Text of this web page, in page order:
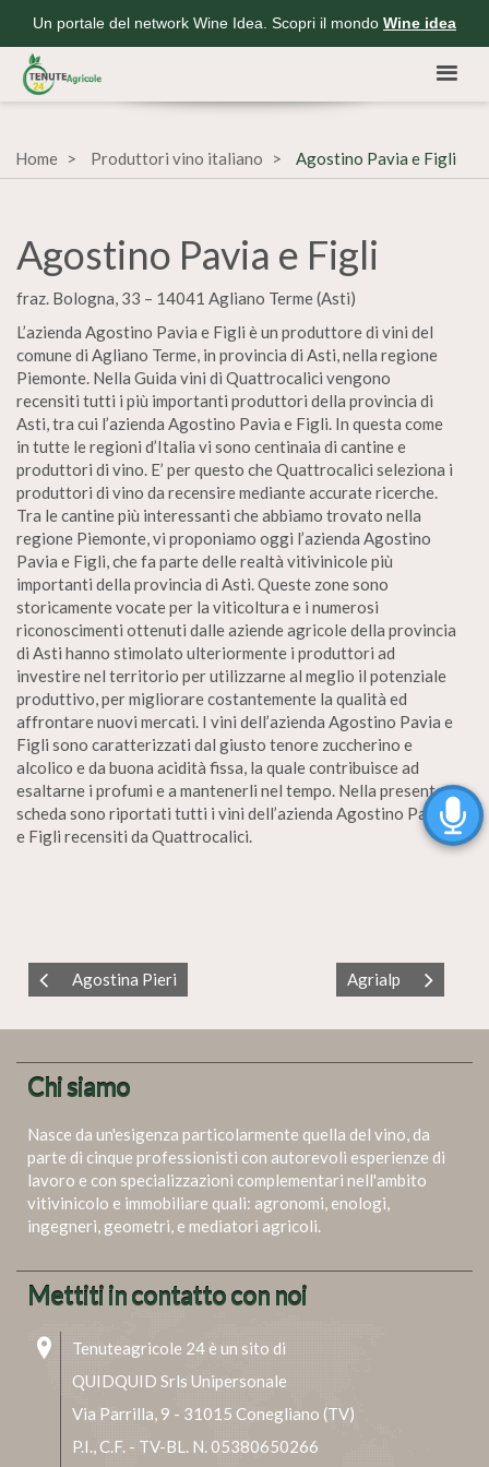
Un portale del network Wine Idea. Scopri il mondo Wine idea
Home Produttori vino italiano Agostino Pavia e Figli
Agostino Pavia e Figli
fraz. Bologna, 33 – 14041 Agliano Terme (Asti)
L’azienda Agostino Pavia e Figli è un produttore di vini del
comune di Agliano Terme, in provincia di Asti, nella regione
Piemonte. Nella Guida vini di Quattrocalici vengono
recensiti tutti i più importanti produttori della provincia di
Asti, tra cui l’azienda Agostino Pavia e Figli. In questa come
in tutte le regioni d’Italia vi sono centinaia di cantine e
produttori di vino. E’ per questo che Quattrocalici seleziona i
produttori di vino da recensire mediante accurate ricerche.
Tra le cantine più interessanti che abbiamo trovato nella
regione Piemonte, vi proponiamo oggi l’azienda Agostino
Pavia e Figli, che fa parte delle realtà vitivinicole più
importanti della provincia di Asti. Queste zone sono
storicamente vocate per la viticoltura e i numerosi
riconoscimenti ottenuti dalle aziende agricole della provincia
di Asti hanno stimolato ulteriormente i produttori ad
investire nel territorio per utilizzarne al meglio il potenziale
produttivo, per migliorare costantemente la qualità ed
affrontare nuovi mercati. I vini dell’azienda Agostino Pavia e
Figli sono caratterizzati dal giusto tenore zuccherino e
alcolico e da buona acidità fissa, la quale contribuisce ad
esaltarne i profumi e a mantenerli nel tempo. Nella presente
scheda sono riportati tutti i vini dell’azienda Agostino Pavia
e Figli recensiti da Quattrocalici.
Agostina Pieri Agrialp
Chi siamo
Nasce da un'esigenza particolarmente quella del vino, da
parte di cinque professionisti con autorevoli esperienze di
lavoro e con specializzazioni complementari nell'ambito
vitivinicolo e immobiliare quali: agronomi, enologi,
ingegneri, geometri, e mediatori agricoli.
Mettiti in contatto con noi
Tenuteagricole 24 è un sito di
QUIDQUID Srls Unipersonale
Via Parrilla, 9 - 31015 Conegliano (TV)
P.I., C.F. - TV-BL. N. 05380650266